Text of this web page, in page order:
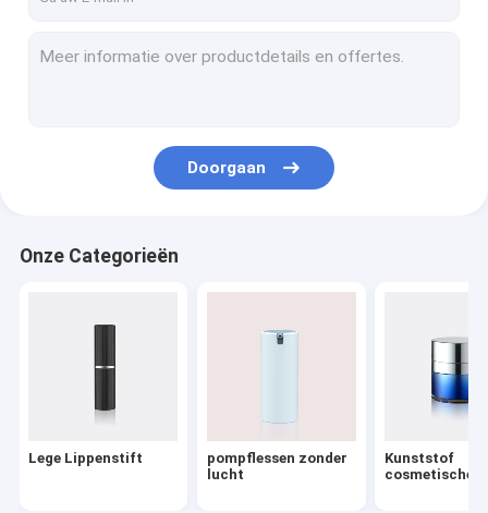
Poedercompact
Kosmetische Behandelingspompen
HUISDIEREN Kosmetische Flessen
Schuimende Zeeppomp
Middel om nagellak te verwijderenpomp
Doorgaan
Onze Categorieën
Lege Lippenstift
pompflessen zonder
lucht
Kunststof
cosmetische